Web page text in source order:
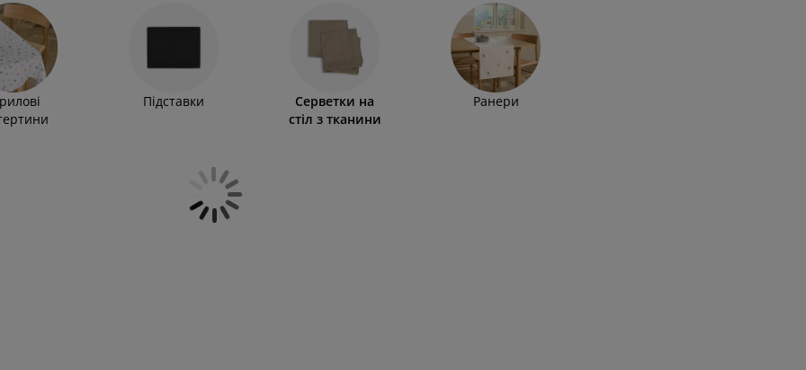
альтернатива одноразовим, адже вони не лише
скатертини й чудово доповнять інтер'єр кухні або
Підставки
Серветки на
стіл з тканини
Ранери